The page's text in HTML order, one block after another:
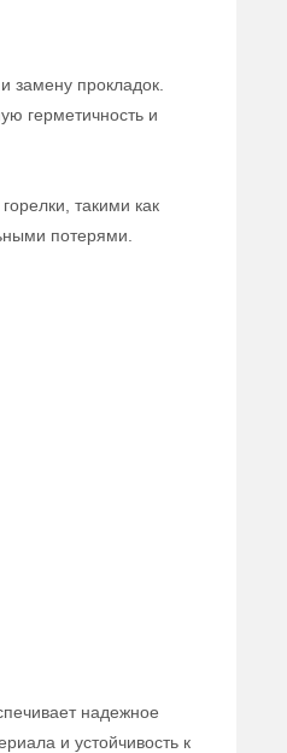
замену прокладок.
герметичность и
такими как
потерями.
надежное
и устойчивость к